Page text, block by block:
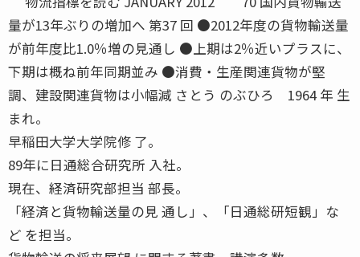
量が13年ぶりの増加へ 第37 回 ●2012年度の貨物輸送量
が前年度比1.0％増の見通し ●上期は2％近いプラスに、
下期は概ね前年同期並み ●消費・生産関連貨物が堅
調、建設関連貨物は小幅減 さとう のぶひろ 1964 年 生
まれ。
早稲田大学大学院修 了。
89年に日通総合研究所 入社。
現在、経済研究部担当 部長。
「経済と貨物輸送量の見 通し」、「日通総研短観」な
ど を担当。